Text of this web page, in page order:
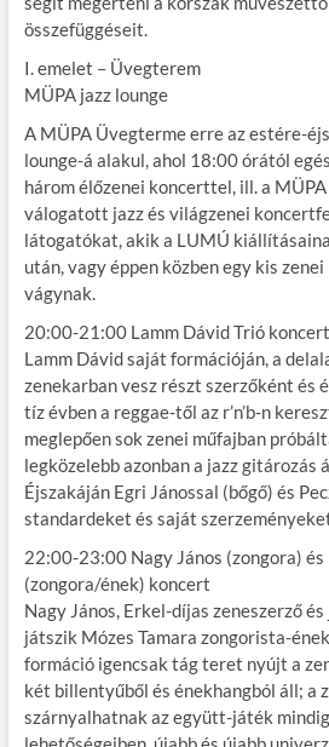
összefüggéseit.
I. emelet – Üvegterem
MÜPA jazz lounge
A MÜPA Üvegterme erre az estére-
lounge-á alakul, ahol 18:00 órától
három élőzenei koncerttel, ill. a
válogatott jazz és világzenei
látogatókat, akik a LUMÚ
után, vagy éppen közben egy kis
vágynak.
20:00-21:00 Lamm Dávid Trió koncert
Lamm Dávid saját formációján, a
zenekarban vesz részt szerzőként és
tíz évben a reggae-től az r’n’b-n
meglepően sok zenei műfajban
legközelebb azonban a jazz gitározás
Éjszakáján Egri Jánossal (bőgő) és
standardeket és saját
22:00-23:00 Nagy János (zongora) és
(zongora/ének) koncert
Nagy János, Erkel-díjas zeneszerző
játszik Mózes Tamara zongorista-
formáció igencsak tág teret nyújt a
két billentyűből és énekhangból áll; a
szárnyalhatnak az együtt-játék